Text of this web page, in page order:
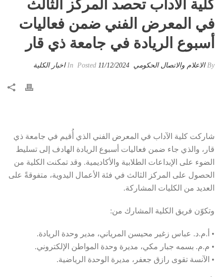
كلية الآداب تحصد المركز الثالث
في المعرض الفني ضمن فعاليات
أسبوع الريادة في جامعة ذي قار
By الاعلام والاتصال الحكومي 11/12/2024 اخبار الكلية
شاركت كلية الآداب في المعرض الفني الذي أُقيم في جامعة ذي
قار، والذي جاء ضمن فعاليات أسبوع الريادة الهادف إلى تسليط
الضوء على الإبداعات الطلابية والأكاديمية. وقد تمكنت الكلية من
الحصول على المركز الثالث في فئة الأعمال اليدوية، متفوقةً على
العديد من الكليات المشاركة.
وتكوّن فريق الكلية المشارك من:
• أ.م.د. عباس زغير محيسن المرياني، مدير وحدة الريادة.
• م.م. بسمه جبار مكي، مديرة وحدة المواطن الإلكتروني.
• الآنسة تقوى رازق جعفر، مديرة الوحدة الرياضية.